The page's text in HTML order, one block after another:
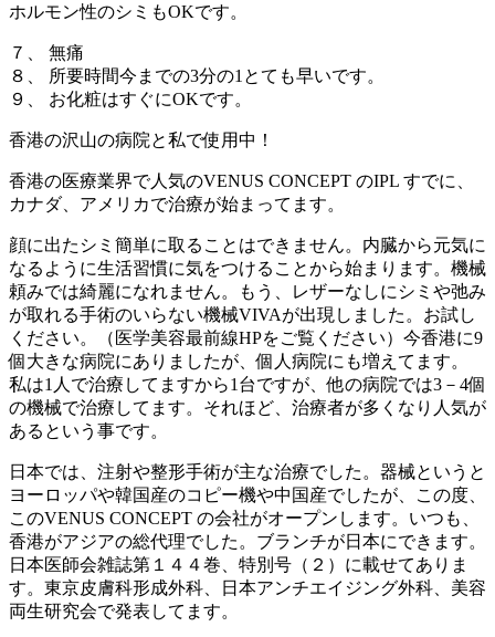
ホルモン性のシミもOKです。
７、 無痛
８、 所要時間今までの3分の1とても早いです。
９、 お化粧はすぐにOKです。
香港の沢山の病院と私で使用中！
香港の医療業界で人気のVENUS CONCEPT のIPL すでに、
カナダ、アメリカで治療が始まってます。
顔に出たシミ簡単に取ることはできません。内臓から元気に
なるように生活習慣に気をつけることから始まります。機械
頼みでは綺麗になれません。もう、レザーなしにシミや弛み
が取れる手術のいらない機械VIVAが出現しました。お試し
ください。（医学美容最前線HPをご覧ください）今香港に9
個大きな病院にありましたが、個人病院にも増えてます。
私は1人で治療してますから1台ですが、他の病院では3－4個
の機械で治療してます。それほど、治療者が多くなり人気が
あるという事です。
日本では、注射や整形手術が主な治療でした。器械というと
ヨーロッパや韓国産のコピー機や中国産でしたが、この度、
このVENUS CONCEPT の会社がオープンします。いつも、
香港がアジアの総代理でした。ブランチが日本にできます。
日本医師会雑誌第１４４巻、特別号（２）に載せてありま
す。東京皮膚科形成外科、日本アンチエイジング外科、美容
両生研究会で発表してます。